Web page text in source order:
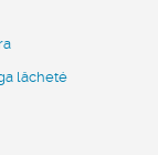
lâcheté